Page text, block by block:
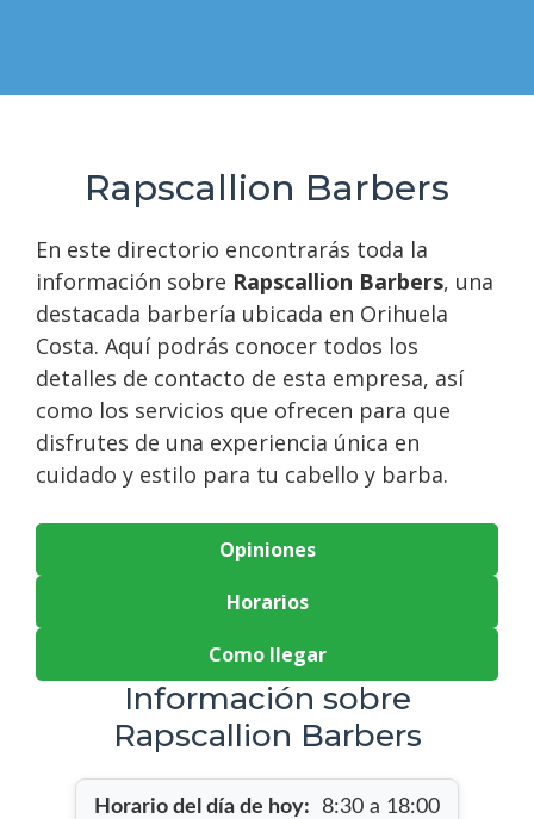
Rapscallion Barbers
En este directorio encontrarás toda la
información sobre Rapscallion Barbers, una
destacada barbería ubicada en Orihuela
Costa. Aquí podrás conocer todos los
detalles de contacto de esta empresa, así
como los servicios que ofrecen para que
disfrutes de una experiencia única en
cuidado y estilo para tu cabello y barba.
Opiniones
Horarios
Como llegar
Información sobre
Rapscallion Barbers
Horario del día de hoy: 8:30 a 18:00